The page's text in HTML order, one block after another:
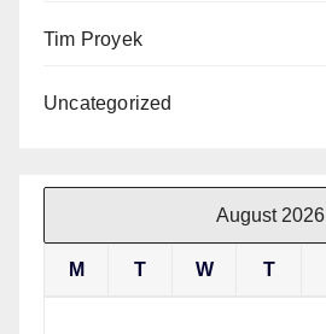
Tim Proyek
Uncategorized
August 2026
M T W T